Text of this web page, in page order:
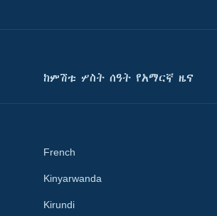
ከምሽቱ ሦስት ሰዓት የአማርኛ ዜና
French
Kinyarwanda
Kirundi